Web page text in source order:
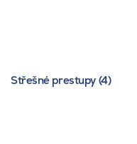
Střešné prestupy (4)